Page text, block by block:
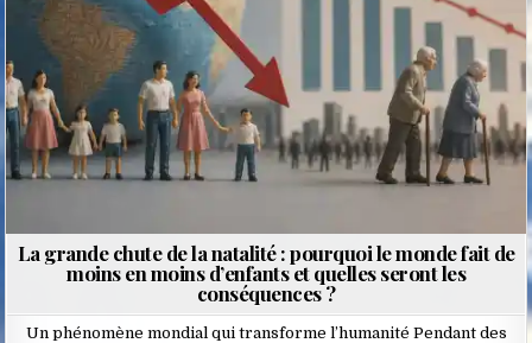
La grande chute de la natalité : pourquoi le monde fait de
moins en moins d’enfants et quelles seront les
conséquences ?
Un phénomène mondial qui transforme l’humanité Pendant des